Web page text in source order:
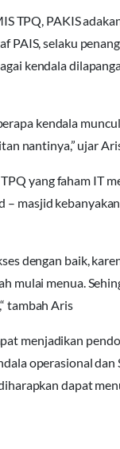
TPQ, PAKIS
selaku
kendala
kendala
nantinya,” ujar
yang faham IT
masjid
dengan baik,
mulai menua.
tambah Aris
menjadikan
operasional
dapat